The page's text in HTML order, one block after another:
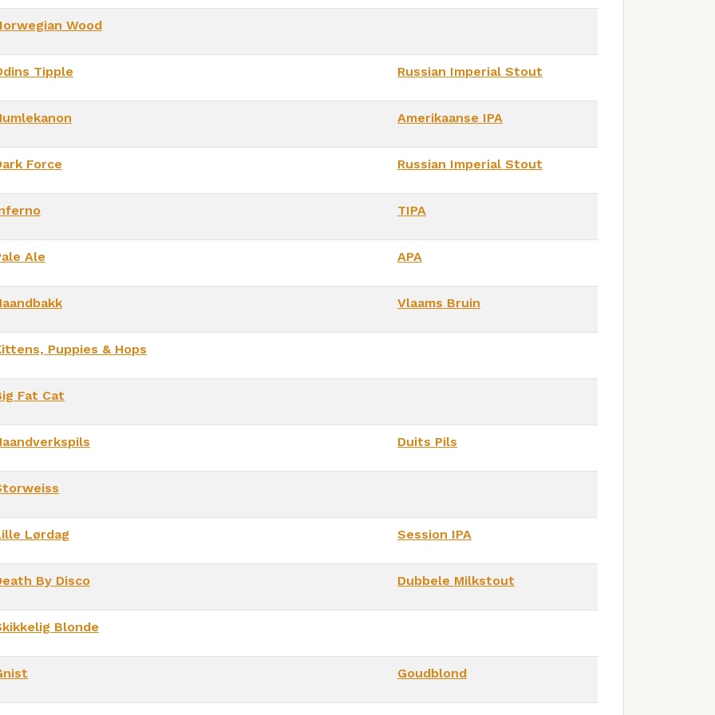
Wood
Tipple Russian Imperial Stout
Amerikaanse IPA
Force Russian Imperial Stout
TIPA
Ale APA
Vlaams Bruin
Puppies & Hops
Fat Cat
Duits Pils
Lørdag Session IPA
By Disco Dubbele Milkstout
Blonde
Goudblond